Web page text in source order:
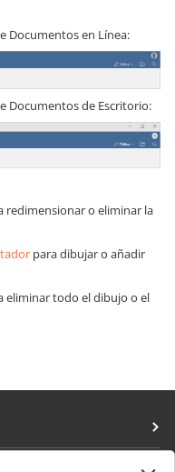
Documentos en Línea:
Documentos de Escritorio:
redimensionar o eliminar la
para dibujar o añadir
eliminar todo el dibujo o el